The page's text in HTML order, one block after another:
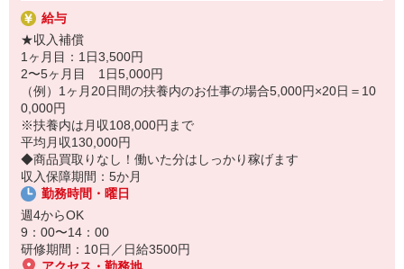
〜ヤクルトスタッフの1日〜
2児の母として仕事と家庭の両立をしているHさん。
実際のワークスタイルを、一例としてご紹介いたします！
※時間は地域によって異なります。
8:10 保育所にお子さまをお預け
8:20 宅配センターに到着、お届けの準備
8:30 朝礼が終わったら出発
13:00 お届け修了、翌日準備、集計作業
14:30お仕事修了
保育所にお子さまを迎えに行って帰宅
☆ココがPoint☆
・職場の近くに保育所（保育園、幼稚園、託児所）があるから、送
り迎えの時間の心配がいりません！
・保育料補助制度があります！
・家事・夕食の支度なども余裕をもってできます！
給与
★収入補償
1ヶ月目：1日3,500円
2〜5ヶ月目 1日5,000円
（例）1ヶ月20日間の扶養内のお仕事の場合5,000円×20日＝10
0,000円
※扶養内は月収108,000円まで
平均月収130,000円
◆商品買取りなし！働いた分はしっかり稼げます
収入保障期間：5か月
勤務時間・曜日
週4からOK
9：00〜14：00
研修期間：10日／日給3500円